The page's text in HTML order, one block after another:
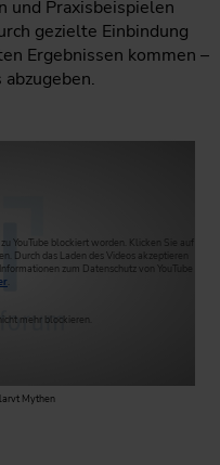
und Praxisbeispielen
gezielte Einbindung
Ergebnissen kommen –
YouTube blockiert worden. Klicken Sie auf
Durch das Laden des Videos akzeptieren
zum Datenschutz von YouTube
mehr blockieren.
Mythen